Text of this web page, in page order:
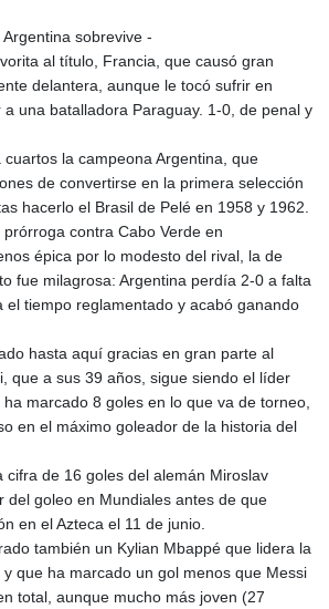
sobrevive -
al título, Francia, que causó gran
delantera, aunque le tocó sufrir en
una batalladora Paraguay. 1-0, de penal y
la campeona Argentina, que
de convertirse en la primera selección
hacerlo el Brasil de Pelé en 1958 y 1962.
contra Cabo Verde en
épica por lo modesto del rival, la de
fue milagrosa: Argentina perdía 2-0 a falta
el tiempo reglamentado y acabó ganando
hasta aquí gracias en gran parte al
que a sus 39 años, sigue siendo el líder
marcado 8 goles en lo que va de torneo,
en el máximo goleador de la historia del
cifra de 16 goles del alemán Miroslav
del goleo en Mundiales antes de que
en el Azteca el 11 de junio.
también un Kylian Mbappé que lidera la
que ha marcado un gol menos que Messi
total, aunque mucho más joven (27